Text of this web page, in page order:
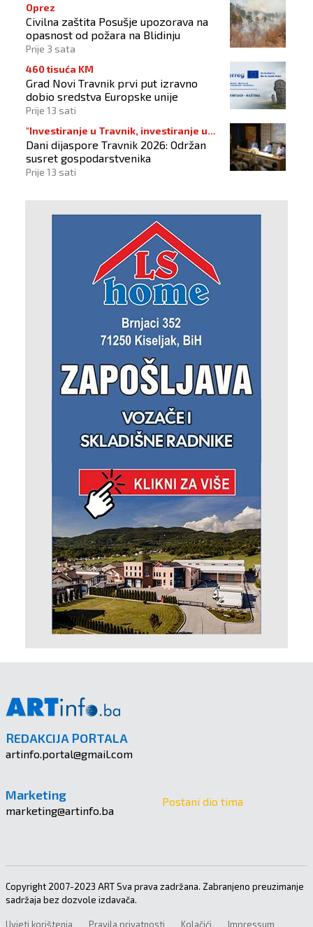
Oprez
Civilna zaštita Posušje upozorava na
opasnost od požara na Blidinju
Prije 3 sata
460 tisuća KM
Grad Novi Travnik prvi put izravno
dobio sredstva Europske unije
Prije 13 sati
"Investiranje u Travnik, investiranje u
budućnost"
Dani dijaspore Travnik 2026: Održan
susret gospodarstvenika
Prije 13 sati
REDAKCIJA PORTALA
artinfo.portal@gmail.com
Marketing
marketing@artinfo.ba
Postani dio tima
Copyright 2007-2023 ART Sva prava zadržana. Zabranjeno preuzimanje
sadržaja bez dozvole izdavača.
Uvjeti korištenja Pravila privatnosti Kolačići Impressum